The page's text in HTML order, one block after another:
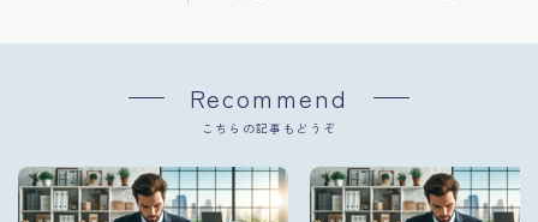
Recommend
こちらの記事もどうぞ